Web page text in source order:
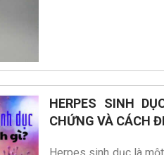
HERPES SINH
CHỨNG VÀ CÁCH